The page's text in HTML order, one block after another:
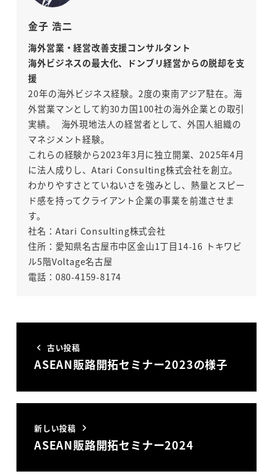
金子 浩二
海外営業・経営改善支援コンサルタント
海外ビジネスの最大化、ドンブリ経営からの脱却を支
援
20年の海外ビジネス経験。2度の東南アジア駐在。海
外営業マンとして約30カ国100社の海外企業との取引
実績。 海外現地法人の経営者として、外国人組織の
マネジメント経験。
これらの経験から2023年3月に独立開業、2025年4月
に法人成りし、Atari Consulting株式会社を創立。
わかりやすさとていねいさを強みとし、熱量とスピー
ド感を持ってクライアント企業の事業を前進させま
す。
社名：Atari Consulting株式会社
住所：愛知県名古屋市中区金山1丁目14-16 トキワビ
ル5階Voltage名古屋
電話：080-4159-8174
古い投稿
ASEAN販路開拓セミナー2023の様子
新しい投稿
ASEAN販路開拓セミナー2024